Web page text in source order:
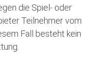
die Spiel- oder
Teilnehmer vom
Fall besteht kein